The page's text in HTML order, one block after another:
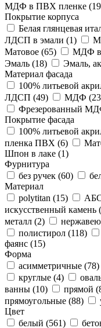
МДФ в ПВХ пленке (19
Покрытие корпуса
Белая глянцевая
ЛДСП в эмали (1)
Матовое (65) МДФ в
Эмаль (18) Эмаль,
Материал фасада
100% литьевой
ЛДСП (49) МДФ (
Фрезерованный
Покрытие фасада
100% литьевой
пленка ПВХ (6)
Шпон в лаке (1)
Фурнитура
без ручек (60)
Материал
polytitan (15)
искусственный камень (
металл (2)
полистирол (118)
фаянс (15)
Форма
асимметричные (78)
круглые (4)
ванны (10) прямой (
прямоугольные (88)
Цвет
белый (561)